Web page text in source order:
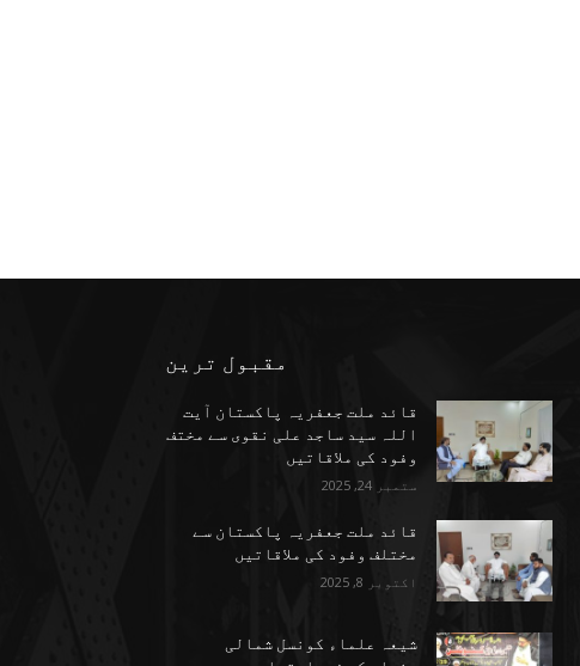
مقبول ترین
قائد ملت جعفریہ پاکستان آیت
اللہ سید ساجد علی نقوی سے مختف
وفود کی ملاقاتیں
ستمبر 24, 2025
قائد ملت جعفریہ پاکستان سے
مختلف وفود کی ملاقاتیں
اکتوبر 8, 2025
شیعہ علماء کونسل شمالی